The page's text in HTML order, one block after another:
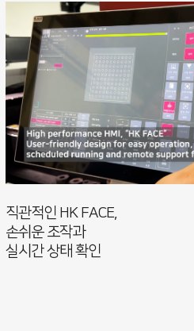
직관적인 HK FACE,
손쉬운 조작과
실시간 상태 확인